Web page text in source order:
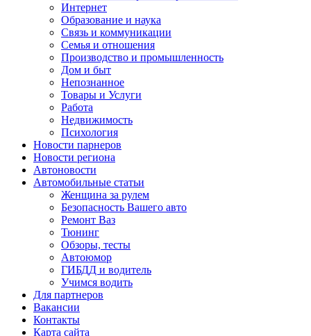
Интернет
Образование и наука
Связь и коммуникации
Семья и отношения
Производство и промышленность
Дом и быт
Непознанное
Товары и Услуги
Работа
Недвижимость
Психология
Новости парнеров
Новости региона
Автоновости
Автомобильные статьи
Женщина за рулем
Безопасность Вашего авто
Ремонт Ваз
Тюнинг
Обзоры, тесты
Автоюмор
ГИБДД и водитель
Учимся водить
Для партнеров
Вакансии
Контакты
Карта сайта